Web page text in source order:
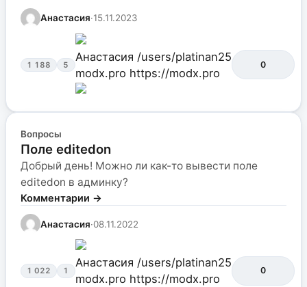
Анастасия·15.11.2023
1 188 5
Анастасия /users/platinan25
modx.pro https://modx.pro
0
Вопросы
Поле editedon
Добрый день! Можно ли как-то вывести поле
editedon в админку?
Комментарии →
Анастасия·08.11.2022
1 022 1
Анастасия /users/platinan25
modx.pro https://modx.pro
0